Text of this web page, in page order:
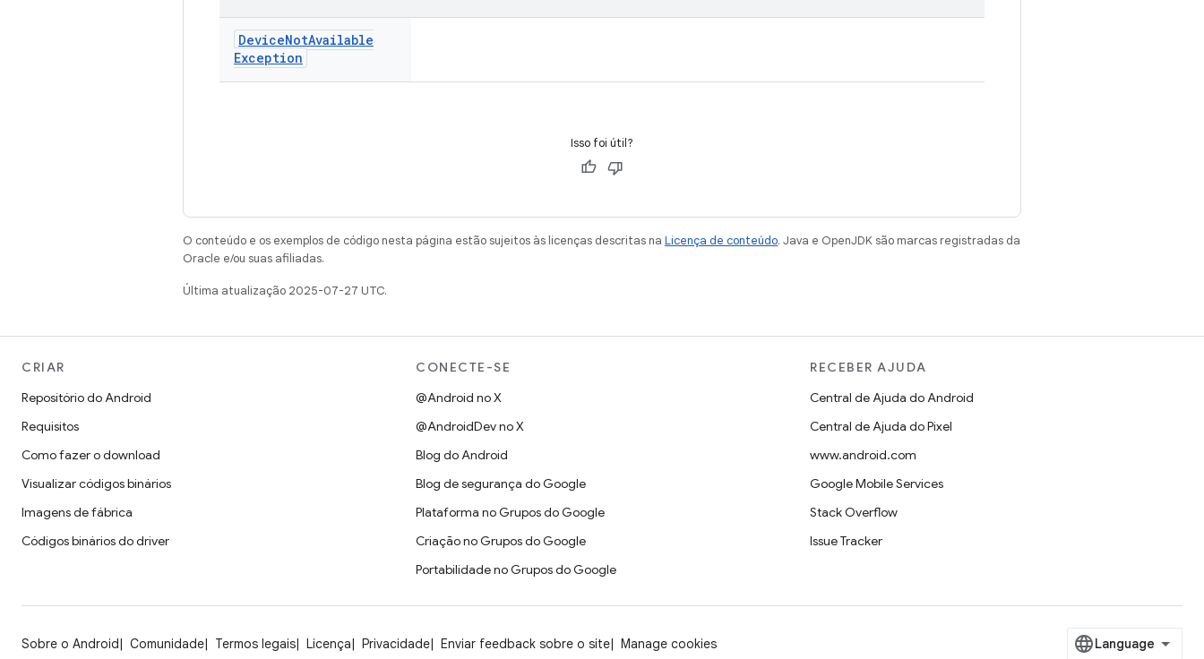
DeviceNotAvailable
Exception
Isso foi útil?
O conteúdo e os exemplos de código nesta página estão sujeitos às licenças descritas na Licença de conteúdo. Java e OpenJDK são marcas registradas da
Oracle e/ou suas afiliadas.
Última atualização 2025-07-27 UTC.
CRIAR
Repositório do Android
Requisitos
Como fazer o download
Visualizar códigos binários
Imagens de fábrica
Códigos binários do driver
CONECTE-SE
@Android no X
@AndroidDev no X
Blog do Android
Blog de segurança do Google
Plataforma no Grupos do Google
Criação no Grupos do Google
Portabilidade no Grupos do Google
RECEBER AJUDA
Central de Ajuda do Android
Central de Ajuda do Pixel
www.android.com
Google Mobile Services
Stack Overflow
Issue Tracker
Sobre o Android Comunidade Termos legais Licença Privacidade Enviar feedback sobre o site Manage cookies